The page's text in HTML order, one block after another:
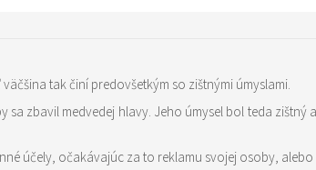
tak činí predovšetkým so zištnými úmyslami.
mu